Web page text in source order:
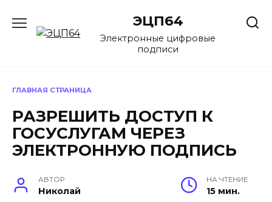
содержанию
ЭЦП64
Электронные цифровые
подписи
ГЛАВНАЯ СТРАНИЦА
РАЗРЕШИТЬ ДОСТУП К
ГОСУСЛУГАМ ЧЕРЕЗ
ЭЛЕКТРОННУЮ ПОДПИСЬ
АВТОР
Николай
НА ЧТЕНИЕ
15 мин.